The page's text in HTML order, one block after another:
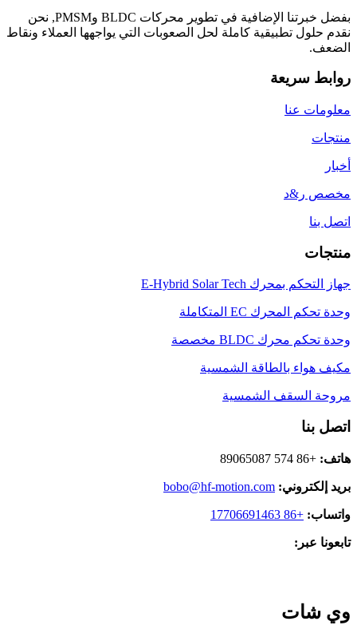
بفضل خبرتنا الإضافية في تطوير محركات BLDC وPMSM, نحن
نقدم حلول تطبيقية كاملة لحل الصعوبات التي يواجهها العملاء ونقاط
الضعف.
روابط سريعة
معلومات عنا
منتجات
أخبار
مخصص ر&د
اتصل بنا
منتجات
جهاز التحكم بمحرك E-Hybrid Solar Tech
وحدة تحكم المحرك EC المتكاملة
وحدة تحكم محرك BLDC مخصصة
مكيف هواء بالطاقة الشمسية
مروحة السقف الشمسية
اتصل بنا
هاتف: +86 574 89065087
بريد إلكتروني: bobo@hf-motion.com
واتساب: +86 17706691463
تابعونا عبر:
وي شات